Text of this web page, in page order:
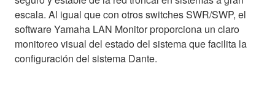
escala. Al igual que con otros switches SWR/SWP, el
software Yamaha LAN Monitor proporciona un claro
monitoreo visual del estado del sistema que facilita la
configuración del sistema Dante.